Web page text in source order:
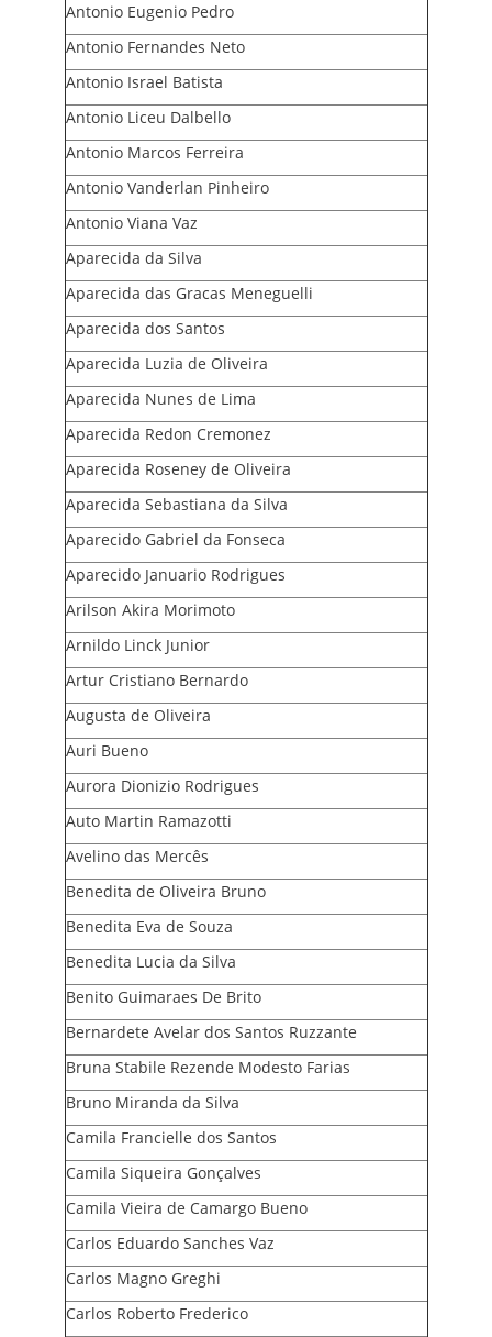
Antonio Eugenio Pedro
Antonio Fernandes Neto
Antonio Israel Batista
Antonio Liceu Dalbello
Antonio Marcos Ferreira
Antonio Vanderlan Pinheiro
Antonio Viana Vaz
Aparecida da Silva
Aparecida das Gracas Meneguelli
Aparecida dos Santos
Aparecida Luzia de Oliveira
Aparecida Nunes de Lima
Aparecida Redon Cremonez
Aparecida Roseney de Oliveira
Aparecida Sebastiana da Silva
Aparecido Gabriel da Fonseca
Aparecido Januario Rodrigues
Arilson Akira Morimoto
Arnildo Linck Junior
Artur Cristiano Bernardo
Augusta de Oliveira
Auri Bueno
Aurora Dionizio Rodrigues
Auto Martin Ramazotti
Avelino das Mercês
Benedita de Oliveira Bruno
Benedita Eva de Souza
Benedita Lucia da Silva
Benito Guimaraes De Brito
Bernardete Avelar dos Santos Ruzzante
Bruna Stabile Rezende Modesto Farias
Bruno Miranda da Silva
Camila Francielle dos Santos
Camila Siqueira Gonçalves
Camila Vieira de Camargo Bueno
Carlos Eduardo Sanches Vaz
Carlos Magno Greghi
Carlos Roberto Frederico